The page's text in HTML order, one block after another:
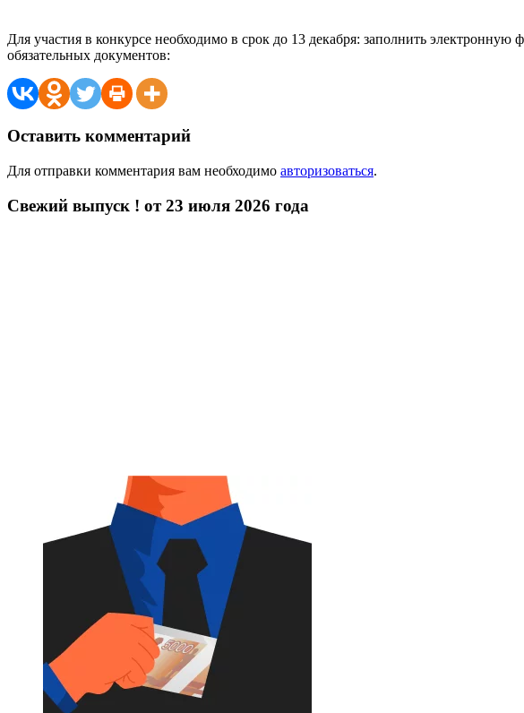
Для участия в конкурсе необходимо в срок до 13 декабря: заполнить
обязательных документов:
Оставить комментарий
Для отправки комментария вам необходимо авторизоваться.
Свежий выпуск ! от 23 июля 2026 года